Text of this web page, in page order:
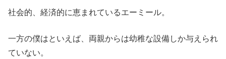
社会的、経済的に恵まれているエーミール。
一方の僕はといえば、両親からは幼稚な設備しか与えられ
ていない。